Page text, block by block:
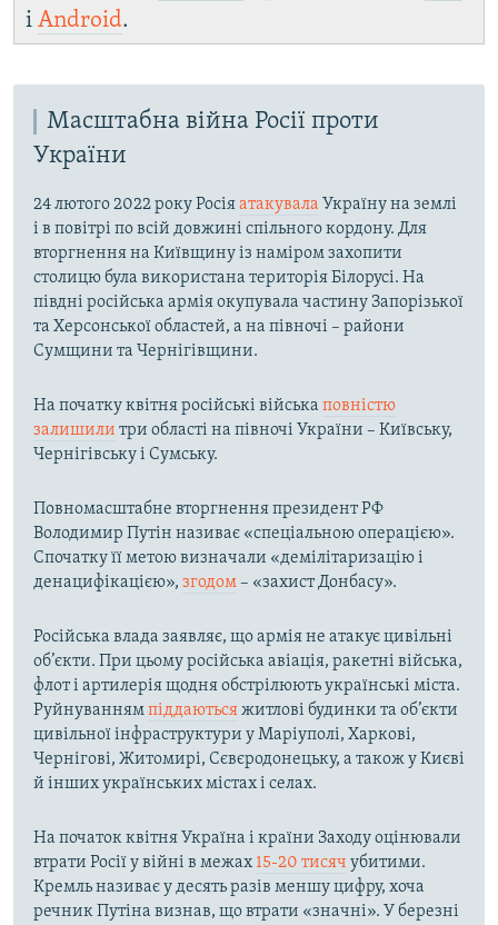
і Android.
Масштабна війна Росії проти
України
24 лютого 2022 року Росіяатакувала Україну на землі
і в повітрі по всій довжині спільного кордону. Для
вторгнення на Київщину із наміром захопити
столицю була використана територія Білорусі. На
півдні російська армія окупувала частину Запорізької
та Херсонської областей, а на півночі – райони
Сумщини та Чернігівщини.
На початку квітня російські війська повністю
залишили три області на півночі України – Київську,
Чернігівську і Сумську.
Повномасштабне вторгнення президент РФ
Володимир Путін називає «спеціальною операцією».
Спочатку її метою визначали «демілітаризацію і
денацифікацією», згодом– «захист Донбасу».
Російська влада заявляє, що армія не атакує цивільні
об’єкти. При цьому російська авіація, ракетні війська,
флот і артилерія щодня обстрілюють українські міста.
Руйнуваннямпіддаютьсяжитлові будинки та об’єкти
цивільної інфраструктури у Маріуполі, Харкові,
Чернігові, Житомирі, Сєвєродонецьку, а також у Києві
й інших українських містах і селах.
На початок квітня Україна і країни Заходу оцінювали
втрати Росії у війні в межах 15-20 тисяч убитими.
Кремль називає у десять разів меншу цифру, хоча
речник Путіна визнав, що втрати «значні». У березні